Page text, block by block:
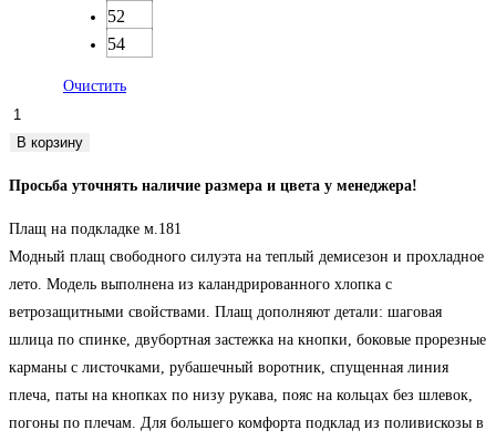
52
54
Очистить
Количество
товара
на
подкладке
м.181
В корзину
Просьба уточнять наличие размера и цвета у менеджера!
Плащ на подкладке м.181
Модный плащ свободного силуэта на теплый демисезон и прохладное
лето. Модель выполнена из каландрированного хлопка с
ветрозащитными свойствами. Плащ дополняют детали: шаговая
шлица по спинке, двубортная застежка на кнопки, боковые прорезные
карманы с листочками, рубашечный воротник, спущенная линия
плеча, паты на кнопках по низу рукава, пояс на кольцах без шлевок,
погоны по плечам. Для большего комфорта подклад из поливискозы в